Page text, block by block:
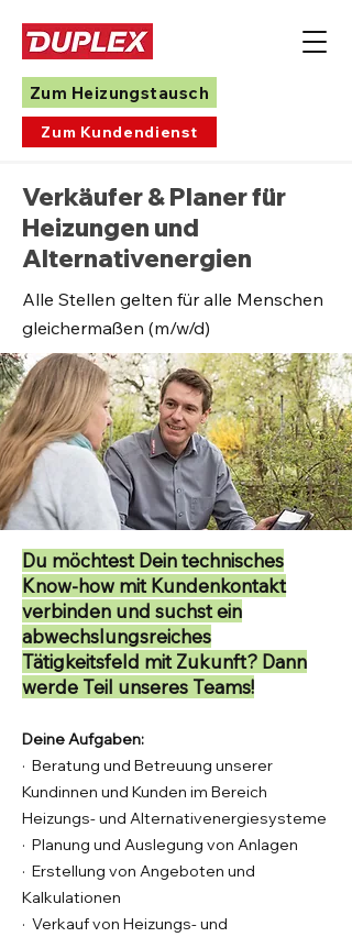
Zum Kundendienst
Zum Heizungstausch
Verkäufer & Planer für
Heizungen und
Alternativenergien
Alle Stellen gelten für alle Menschen
gleichermaßen (m/w/d)
Du möchtest Dein technisches
Know-how mit Kundenkontakt
verbinden und suchst ein
abwechslungsreiches
Tätigkeitsfeld mit Zukunft? Dann
werde Teil unseres Teams!
Deine Aufgaben:
· Beratung und Betreuung unserer
Kundinnen und Kunden im Bereich
Heizungs- und Alternativenergiesysteme
· Planung und Auslegung von Anlagen
· Erstellung von Angeboten und
Kalkulationen
· Verkauf von Heizungs- und